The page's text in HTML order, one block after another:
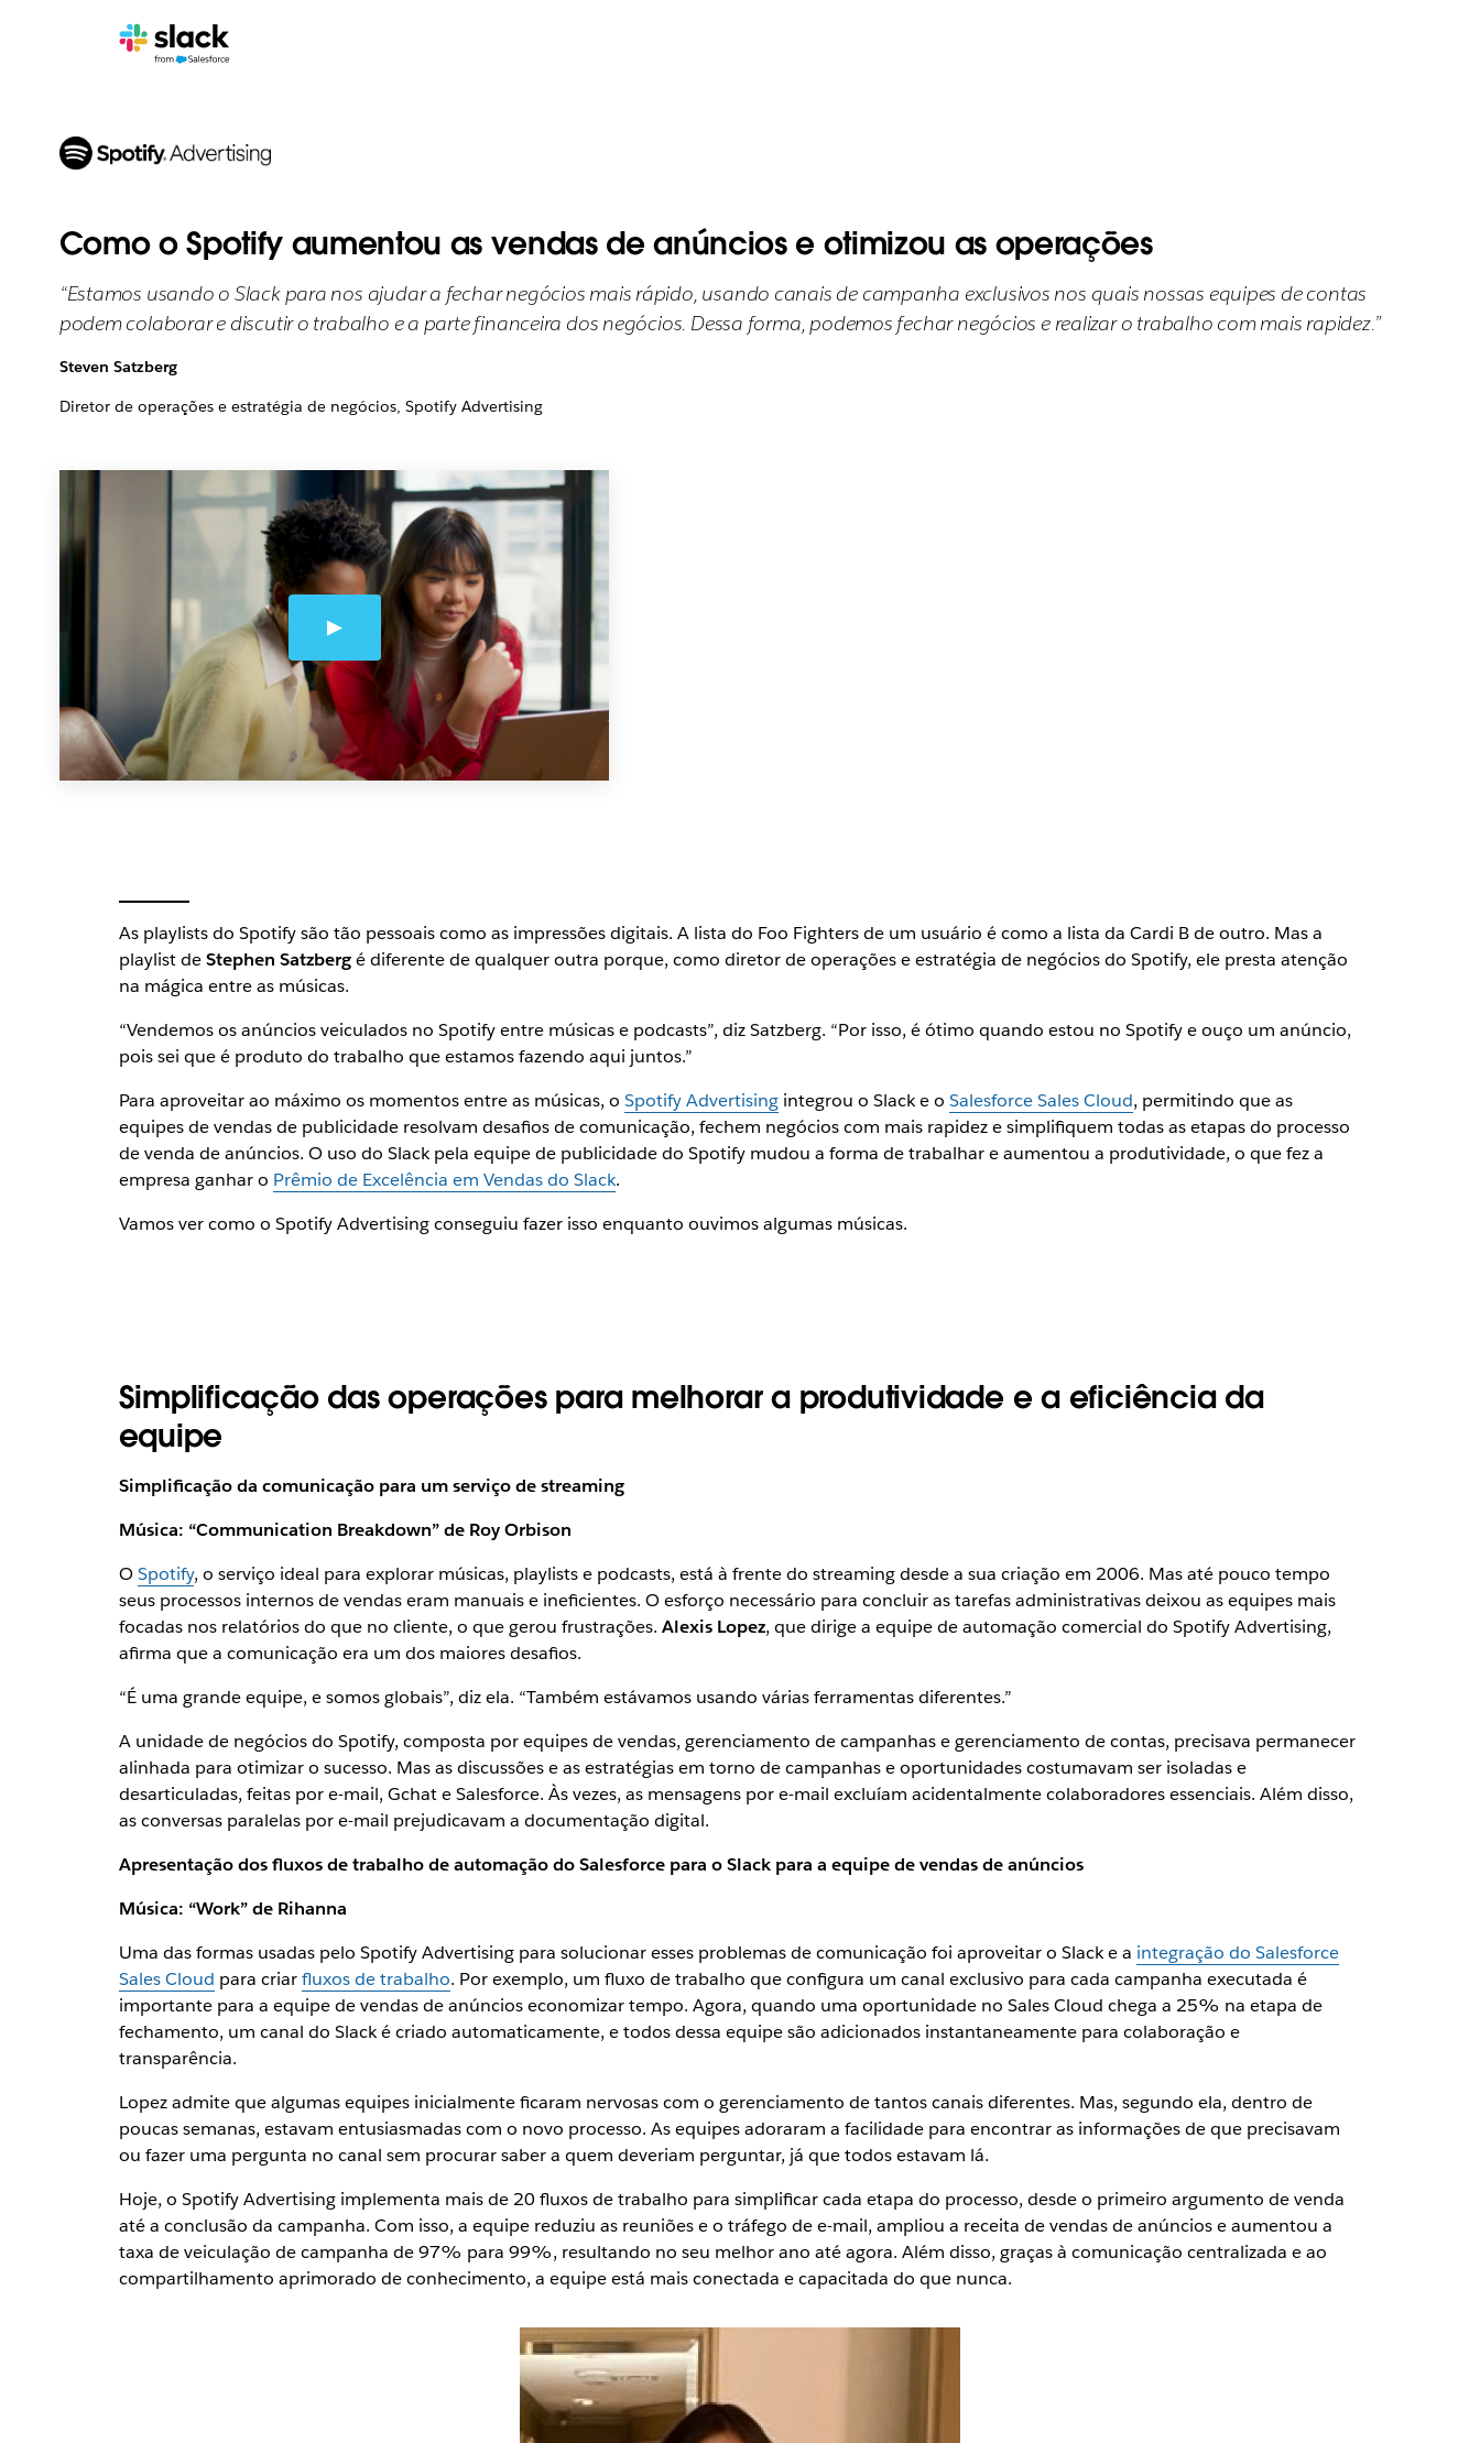
Como o Spotify aumentou as vendas de anúncios e otimizou as operações
“Estamos usando o Slack para nos ajudar a fechar negócios mais rápido, usando canais de campanha exclusivos nos quais nossas equipes de contas
podem colaborar e discutir o trabalho e a parte financeira dos negócios. Dessa forma, podemos fechar negócios e realizar o trabalho com mais rapidez.”
Steven Satzberg
Diretor de operações e estratégia de negócios, Spotify Advertising
As playlists do Spotify são tão pessoais como as impressões digitais. A lista do Foo Fighters de um usuário é como a lista da Cardi B de outro. Mas a
playlist deStephen Satzbergé diferente de qualquer outra porque, como diretor de operações e estratégia de negócios do Spotify, ele presta atenção
na mágica entreas músicas.
“Vendemos os anúncios veiculados no Spotify entre músicas e podcasts”, diz Satzberg. “Por isso, é ótimo quando estou no Spotify e ouço um anúncio,
pois sei que é produto do trabalho que estamos fazendo aqui juntos.”
Para aproveitar ao máximo os momentos entre as músicas, o Spotify Advertisingintegrou o Slack e o Salesforce Sales Cloud, permitindo que as
equipes de vendas de publicidade resolvam desafios de comunicação, fechem negócios com mais rapidez e simplifiquem todas as etapas do processo
de venda de anúncios. O uso do Slack pela equipe de publicidade do Spotify mudou a forma de trabalhar e aumentou a produtividade, o que fez a
empresa ganhar o Prêmio de Excelência em Vendas do Slack.
Vamos ver como o Spotify Advertising conseguiu fazer isso enquanto ouvimos algumas músicas.
Simplificação das operações para melhorar a produtividade e a eficiência da
equipe
Simplificação da comunicação para um serviço de streaming
Música: “Communication Breakdown” de Roy Orbison
OSpotify, o serviço ideal para explorar músicas, playlists e podcasts, está à frente do streaming desde a sua criação em 2006. Mas até pouco tempo
seus processos internos de vendas eram manuais e ineficientes. O esforço necessário para concluir as tarefas administrativas deixou as equipes mais
focadas nos relatórios do que no cliente, o que gerou frustrações. Alexis Lopez, que dirige a equipe de automação comercial do Spotify Advertising,
afirma que a comunicação era um dos maiores desafios.
“É uma grande equipe, e somos globais”, diz ela. “Também estávamos usando várias ferramentas diferentes.”
A unidade de negócios do Spotify, composta por equipes de vendas, gerenciamento de campanhas e gerenciamento de contas, precisava permanecer
alinhada para otimizar o sucesso. Mas as discussões e as estratégias em torno de campanhas e oportunidades costumavam ser isoladas e
desarticuladas, feitas por e-mail, Gchat e Salesforce. Às vezes, as mensagens por e-mail excluíam acidentalmente colaboradores essenciais. Além disso,
as conversas paralelas por e-mail prejudicavam a documentação digital.
Apresentação dos fluxos de trabalho de automação do Salesforce para o Slack para a equipe de vendas de anúncios
Música: “Work” de Rihanna
Uma das formas usadas pelo Spotify Advertising para solucionar esses problemas de comunicação foi aproveitar o Slack e a integração do Salesforce
Sales Cloud para criarfluxos de trabalho. Por exemplo, um fluxo de trabalho que configura um canal exclusivo para cada campanha executada é
importante para a equipe de vendas de anúncios economizar tempo. Agora, quando uma oportunidade no Sales Cloud chega a 25% na etapa de
fechamento, um canal do Slack é criado automaticamente, e todos dessa equipe são adicionados instantaneamente para colaboração e
transparência.
Lopez admite que algumas equipes inicialmente ficaram nervosas com o gerenciamento de tantos canais diferentes. Mas, segundo ela, dentro de
poucas semanas, estavam entusiasmadas com o novo processo. As equipes adoraram a facilidade para encontrar as informações de que precisavam
ou fazer uma pergunta no canal sem procurar saber a quem deveriam perguntar, já que todos estavam lá.
Hoje, o Spotify Advertising implementa mais de 20 fluxos de trabalho para simplificar cada etapa do processo, desde o primeiro argumento de venda
até a conclusão da campanha. Com isso, a equipe reduziu as reuniões e o tráfego de e-mail, ampliou a receita de vendas de anúncios e aumentou a
taxa de veiculação de campanha de 97% para 99%, resultando no seu melhor ano até agora. Além disso, graças à comunicação centralizada e ao
compartilhamento aprimorado de conhecimento, a equipe está mais conectada e capacitada do que nunca.